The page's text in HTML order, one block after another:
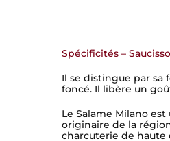
Spécificités –
Il se distingue par sa
foncé. Il libère un
Le Salame Milano
originaire de la
charcuterie de haute